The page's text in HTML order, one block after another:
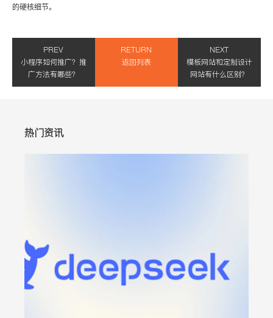
的硬核细节。
PREV
小程序如何推广？推
广方法有哪些？
RETURN
返回列表
NEXT
模板网站和定制设计
网站有什么区别？
热门资讯